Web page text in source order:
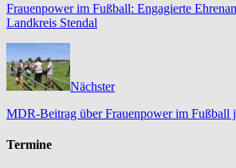
Frauenpower im Fußball: Engagierte
Landkreis Stendal
Nächster
MDR-Beitrag über Frauenpower im Fußball
Termine